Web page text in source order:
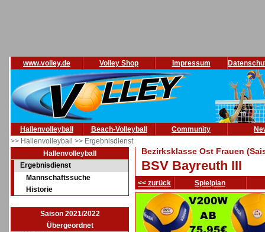
www.volley.de Volley Shop Impressum
Hallenvolleyball Beach-Volleyball Community
>> Hallenvolleyball >> Ergebnisdienst
Hallenvolleyball
Ergebnisdienst
Mannschaftssuche
Historie
Saison 2021/2022
Übergeordnet
Bezirksklasse Ost Frauen
BSV Bayreuth III
<< zurück Spielplan